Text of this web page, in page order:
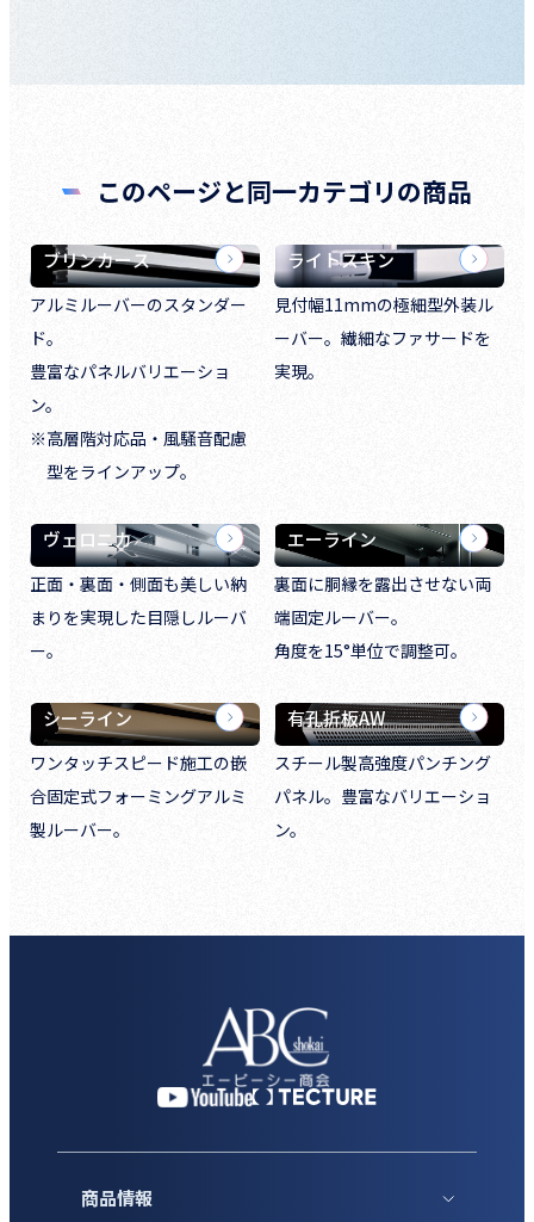
このページと同一カテゴリの商品
ブリンカース
アルミルーバーのスタンダー
ド。
豊富なパネルバリエーショ
ン。
※高層階対応品・風騒音配慮
型をラインアップ。
ライトスキン
見付幅11mmの極細型外装ル
ーバー。繊細なファサードを
実現。
ヴェロニカ
正面・裏面・側面も美しい納
まりを実現した目隠しルーバ
ー。
エーライン
裏面に胴縁を露出させない両
端固定ルーバー。
角度を15°単位で調整可。
シーライン
ワンタッチスピード施工の嵌
合固定式フォーミングアルミ
製ルーバー。
有孔折板AW
スチール製高強度パンチング
パネル。豊富なバリエーショ
ン。
商品情報